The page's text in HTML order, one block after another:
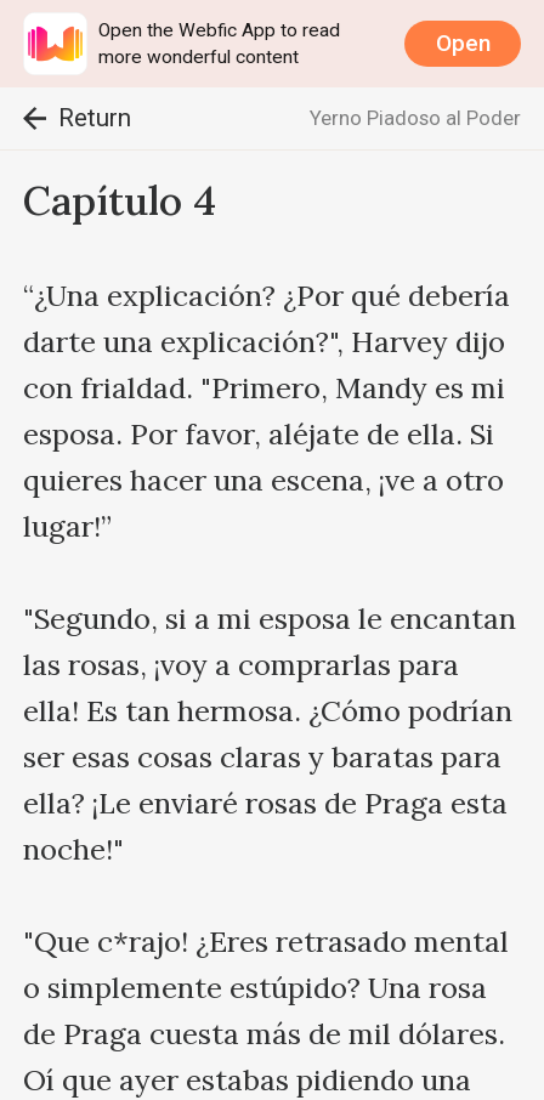
Open the Webfic App to read
more wonderful content
Open
Return Yerno Piadoso al Poder
Capítulo 4
“¿Una explicación? ¿Por qué debería
darte una explicación?", Harvey dijo
con frialdad. "Primero, Mandy es mi
esposa. Por favor, aléjate de ella. Si
quieres hacer una escena, ¡ve a otro
lugar!”
"Segundo, si a mi esposa le encantan
las rosas, ¡voy a comprarlas para
ella! Es tan hermosa. ¿Cómo podrían
ser esas cosas claras y baratas para
ella? ¡Le enviaré rosas de Praga esta
noche!"
"Que c*rajo! ¿Eres retrasado mental
o simplemente estúpido? Una rosa
de Praga cuesta más de mil dólares.
Oí que ayer estabas pidiendo una